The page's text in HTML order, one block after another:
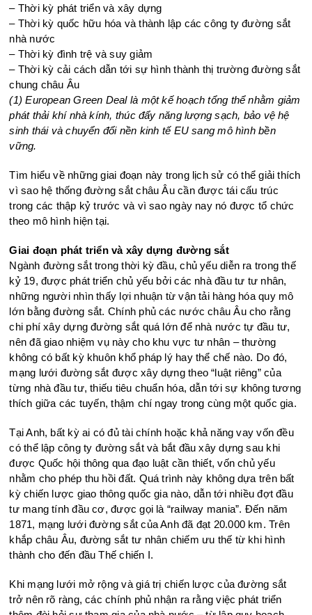
– Thời kỳ phát triển và xây dựng
– Thời kỳ quốc hữu hóa và thành lập các công ty đường sắt
nhà nước
– Thời kỳ đình trệ và suy giảm
– Thời kỳ cải cách dẫn tới sự hình thành thị trường đường sắt
chung châu Âu
(1) European Green Deal là một kế hoạch tổng thể nhằm giảm
phát thải khí nhà kính, thúc đẩy năng lượng sạch, bảo vệ hệ
sinh thái và chuyển đổi nền kinh tế EU sang mô hình bền
vững.
Tìm hiểu về những giai đoạn này trong lịch sử có thể giải thích
vì sao hệ thống đường sắt châu Âu cần được tái cấu trúc
trong các thập kỷ trước và vì sao ngày nay nó được tổ chức
theo mô hình hiện tại.
Giai đoạn phát triển và xây dựng đường sắt
Ngành đường sắt trong thời kỳ đầu, chủ yếu diễn ra trong thế
kỷ 19, được phát triển chủ yếu bởi các nhà đầu tư tư nhân,
những người nhìn thấy lợi nhuận từ vận tải hàng hóa quy mô
lớn bằng đường sắt. Chính phủ các nước châu Âu cho rằng
chi phí xây dựng đường sắt quá lớn để nhà nước tự đầu tư,
nên đã giao nhiệm vụ này cho khu vực tư nhân – thường
không có bất kỳ khuôn khổ pháp lý hay thể chế nào. Do đó,
mạng lưới đường sắt được xây dựng theo “luật riêng” của
từng nhà đầu tư, thiếu tiêu chuẩn hóa, dẫn tới sự không tương
thích giữa các tuyến, thậm chí ngay trong cùng một quốc gia.
Tại Anh, bất kỳ ai có đủ tài chính hoặc khả năng vay vốn đều
có thể lập công ty đường sắt và bắt đầu xây dựng sau khi
được Quốc hội thông qua đạo luật cần thiết, vốn chủ yếu
nhằm cho phép thu hồi đất. Quá trình này không dựa trên bất
kỳ chiến lược giao thông quốc gia nào, dẫn tới nhiều đợt đầu
tư mang tính đầu cơ, được gọi là “railway mania”. Đến năm
1871, mạng lưới đường sắt của Anh đã đạt 20.000 km. Trên
khắp châu Âu, đường sắt tư nhân chiếm ưu thế từ khi hình
thành cho đến đầu Thế chiến I.
Khi mạng lưới mở rộng và giá trị chiến lược của đường sắt
trở nên rõ ràng, các chính phủ nhận ra rằng việc phát triển